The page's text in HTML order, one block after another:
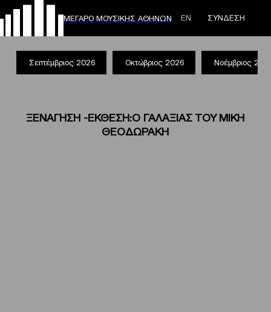
ΜΕΓΑΡΟ ΜΟΥΣΙΚΗΣ ΑΘΗΝΩΝ ΕΝ ΣΥΝΔΕΣΗ
Σεπτέμβριος 2026 Οκτώβριος 2026 Νοέμβριος
ΞΕΝΑΓΗΣΗ -ΕΚΘΕΣΗ:Ο ΓΑΛΑΞΙΑΣ ΤΟΥ ΜΙΚΗ
ΘΕΟΔΩΡΑΚΗ